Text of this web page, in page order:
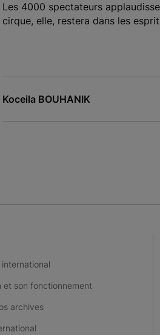
Les 4000 spectateurs
cirque, elle, restera dans les
Koceila BOUHANIK
et son fonctionnement
archives